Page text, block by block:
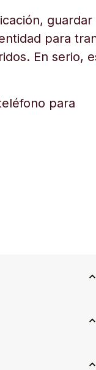
guardar
para
En serio,
para